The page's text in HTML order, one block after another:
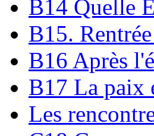
B14 Quelle
B15.
B16 Après
B17 La paix
Les